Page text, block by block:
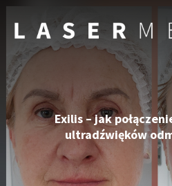
LASERmed
Exilis – jak
ultradźwięków